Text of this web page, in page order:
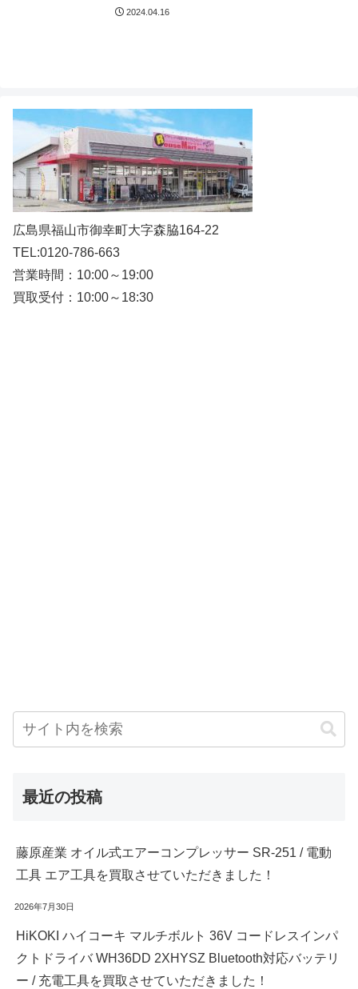
2024.04.16
広島県福山市御幸町大字森脇164-22
TEL:0120-786-663
営業時間：10:00～19:00
買取受付：10:00～18:30
最近の投稿
藤原産業 オイル式エアーコンプレッサー SR-251 / 電動
工具 エア工具を買取させていただきました！
2026年7月30日
HiKOKI ハイコーキ マルチボルト 36V コードレスインパ
クトドライバ WH36DD 2XHYSZ Bluetooth対応バッテリ
ー / 充電工具を買取させていただきました！